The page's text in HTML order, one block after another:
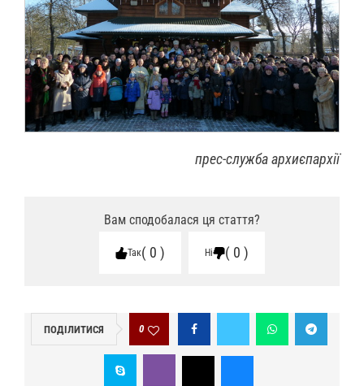
прес-служба архиєпархії
Вам сподобалася ця стаття?
Так 0 Ні 0
ПОДІЛИТИСЯ 0